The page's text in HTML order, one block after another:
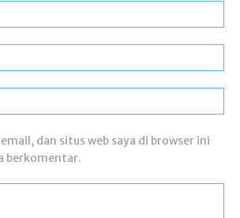
dan situs web saya di browser ini
berkomentar.